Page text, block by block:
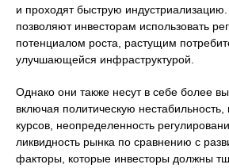
и проходят быструю
позволяют инвесторам использовать
потенциалом роста, растущим
улучшающейся инфраструктурой.
Однако они также несут в себе более
включая политическую
курсов, неопределенность
ликвидность рынка по сравнению с
факторы, которые инвесторы должны